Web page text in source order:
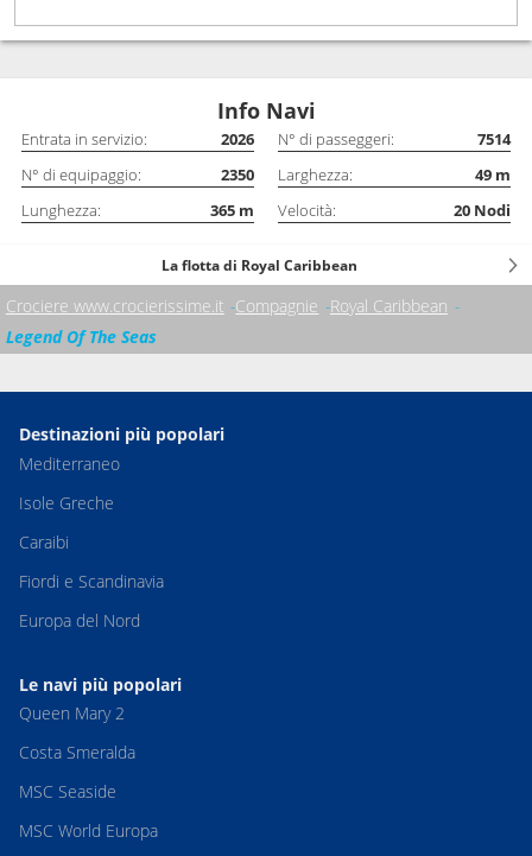
Info Navi
Entrata in servizio: 2026 N° di passeggeri:
7514
N° di equipaggio:
2350 Larghezza: 49 m
Lunghezza:
365 m Velocità: 20 Nodi
La flotta di Royal Caribbean
Crociere www.crocierissime.it Compagnie Royal Caribbean
Legend Of The Seas
Destinazioni più popolari
Mediterraneo
Isole Greche
Caraibi
Fiordi e Scandinavia
Europa del Nord
Le navi più popolari
Queen Mary 2
Costa Smeralda
MSC Seaside
MSC World Europa